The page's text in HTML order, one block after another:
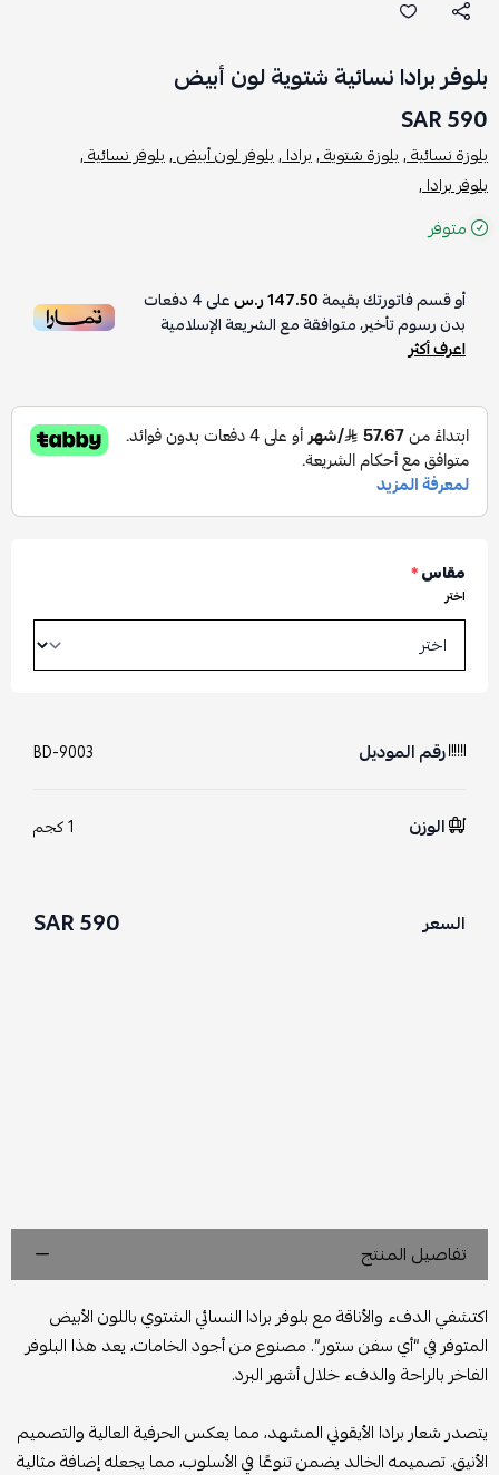
بلوفر برادا نسائية شتوية لون أبيض
590 SAR
بلوزة نسائية ,بلوزة شتوية ,برادا ,بلوفر لون أبيض ,بلوفر نسائية ,
بلوفر برادا ,
متوفر
أو قسم فاتورتك بقيمة147.50 ر.س على4دفعات
بدون رسوم تأخير، متوافقة مع الشريعة الإسلامية
اعرف أكثر
مقاس*
اختر
رقم الموديل BD-9003
الوزن 1 كجم
السعر 590 SAR
تفاصيل المنتج
اكتشفي الدفء والأناقة مع بلوفر برادا النسائي الشتوي باللون الأبيض
المتوفر في “أي سفن ستور”. مصنوع من أجود الخامات، يعد هذا البلوفر
الفاخر بالراحة والدفء خلال أشهر البرد.
يتصدر شعار برادا الأيقوني المشهد، مما يعكس الحرفية العالية والتصميم
الأنيق. تصميمه الخالد يضمن تنوعًا في الأسلوب، مما يجعله إضافة مثالية